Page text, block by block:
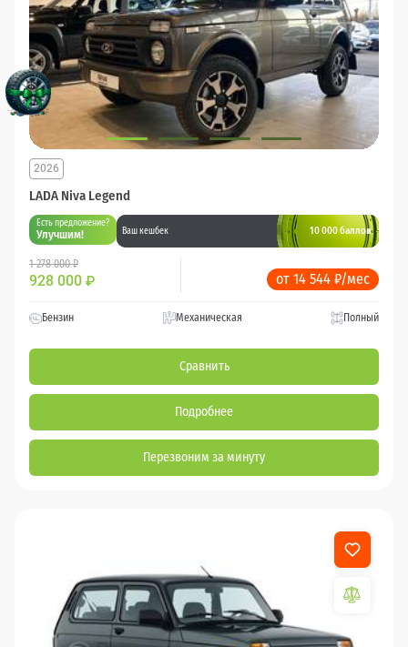
LADA Niva Legend
2026
Есть предложение?
Улучшим! Ваш кешбек 10 000 баллов
1 278 000 ₽
928 000 ₽ от 14 544 ₽/мес
Бензин Механическая Полный
Сравнить
Подробнее
Перезвоним за минуту